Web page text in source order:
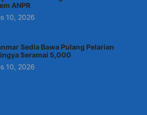
ANPR
10, 2026
Sedia Bawa Pulang Pelarian
Seramai 5,000
10, 2026